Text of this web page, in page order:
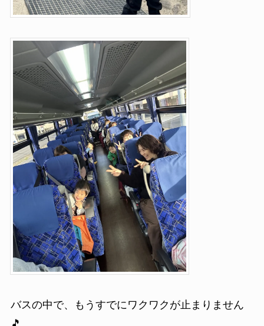
バスの中で、もうすでにワクワクが止まりません